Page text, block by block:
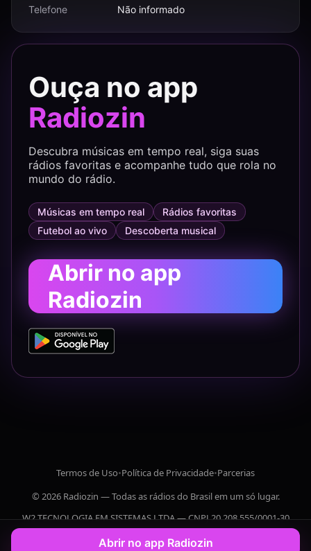
Telefone
Não informado
Ouça no app
Radiozin
Descubra músicas em tempo real, siga suas
rádios favoritas e acompanhe tudo que rola no
mundo do rádio.
Músicas em tempo real
Rádios favoritas
Futebol ao vivo
Descoberta musical
Abrir no app
Radiozin
Termos de Uso•Política de Privacidade•Parcerias
© 2026 Radiozin — Todas as rádios do Brasil em um só lugar.
W2 TECNOLOGIA EM SISTEMAS LTDA — CNPJ 20.208.555/0001-30
Abrir no app Radiozin